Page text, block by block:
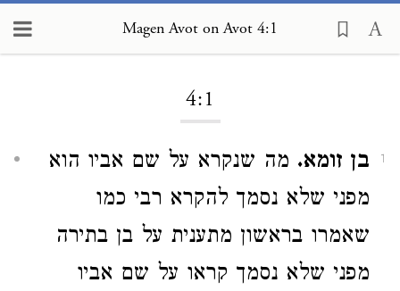
Magen Avot on Avot 4:1
4:1
1 בן זומא. מה שנקרא על שם אביו הוא
מפני שלא נסמך להקרא רבי כמו
שאמרו בראשון מתענית על בן בתירה
מפני שלא נסמך קראו על שם אביו